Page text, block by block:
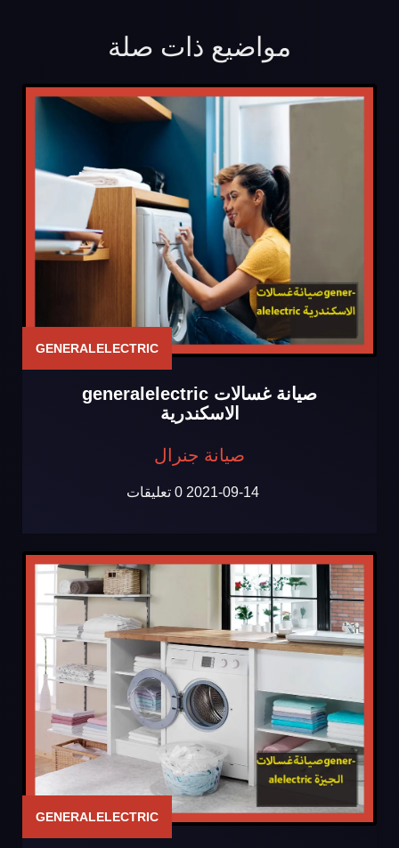
مواضيع ذات صلة
GENERALELECTRIC
صيانة غسالات generalelectric
الاسكندرية
صيانة جنرال
2021-09-14 0 تعليقات
GENERALELECTRIC